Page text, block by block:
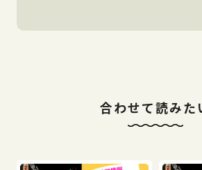
合わせて読みた